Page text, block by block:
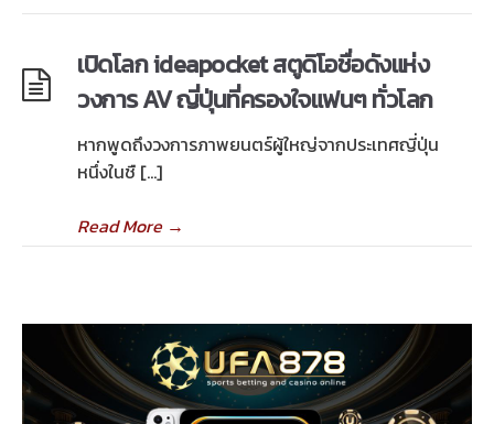
เปิดโลก ideapocket สตูดิโอชื่อดังแห่ง
วงการ AV ญี่ปุ่นที่ครองใจแฟนๆ ทั่วโลก
หากพูดถึงวงการภาพยนตร์ผู้ใหญ่จากประเทศญี่ปุ่น
หนึ่งในชื […]
Read More→